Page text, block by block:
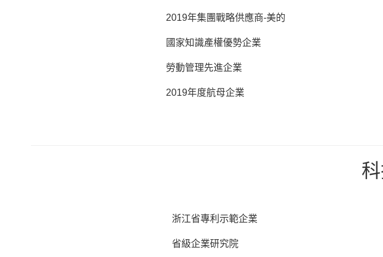
2019年集團戰略供應商-美的
國家知識產權優勢企業
勞動管理先進企業
2019年度航母企業
浙江省專利示範企業
省級企業研究院